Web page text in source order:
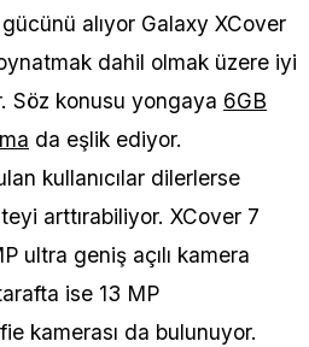
alıyor Galaxy XCover
dahil olmak üzere iyi
Söz konusu yongaya 6GB
da eşlik ediyor.
kullanıcılar dilerlerse
arttırabiliyor. XCover 7
ultra geniş açılı kamera
ise 13 MP
kamerası da bulunuyor.